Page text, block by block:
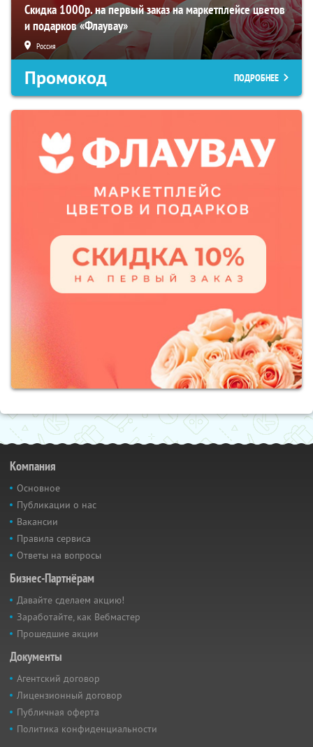
Скидка 1000р. на первый заказ на маркетплейсе цветов
и подарков «Флаувау»
Россия
Промокод ПОДРОБНЕЕ
Компания
Основное
Публикации о нас
Вакансии
Правила сервиса
Ответы на вопросы
Бизнес-Партнёрам
Давайте сделаем акцию!
Заработайте, как Вебмастер
Прошедшие акции
Документы
Агентский договор
Лицензионный договор
Публичная оферта
Политика конфиденциальности